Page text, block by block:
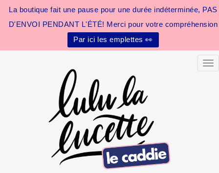
La boutique fait une pause pour une durée indéterminée, PAS
D'ENVOI PENDANT L'ÉTÉ! Merci pour votre compréhension
Par ici les emplettes 👀